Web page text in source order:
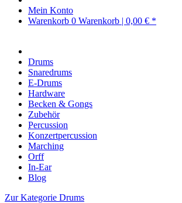
Mein Konto
Warenkorb 0 Warenkorb | 0,00 € *
Drums
Snaredrums
E-Drums
Hardware
Becken & Gongs
Zubehör
Percussion
Konzertpercussion
Marching
Orff
In-Ear
Blog
Zur Kategorie Drums